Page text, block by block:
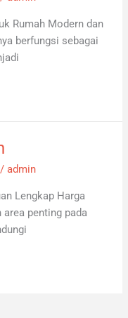
Rumah Modern dan
berfungsi sebagai
/admin
Lengkap Harga
area penting pada